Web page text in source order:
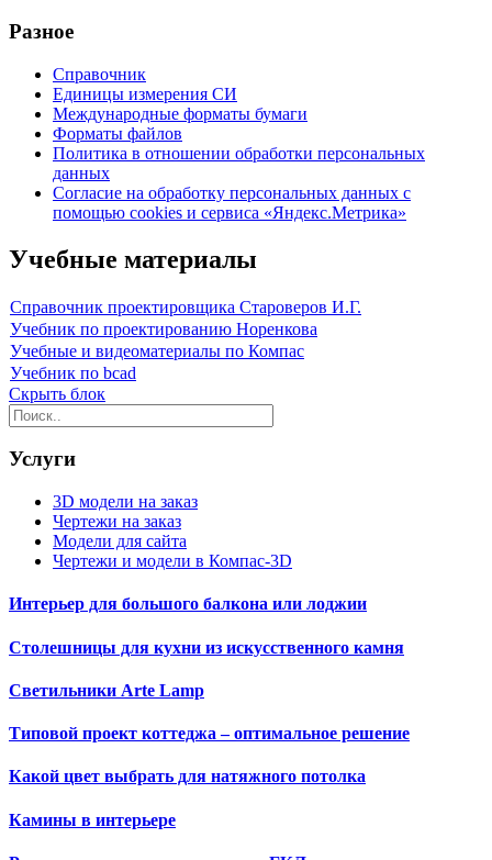
Разное
Справочник
Единицы измерения СИ
Международные форматы бумаги
Форматы файлов
Политика в отношении обработки персональных
данных
Согласие на обработку персональных данных с
помощью cookies и сервиса «Яндекс.Метрика»
Учебные материалы
Справочник проектировщика Староверов И.Г.
Учебник по проектированию Норенкова
Учебные и видеоматериалы по Компас
Учебник по bcad
Скрыть блок
Услуги
3D модели на заказ
Чертежи на заказ
Модели для сайта
Чертежи и модели в Компас-3D
Интерьер для большого балкона или лоджии
Столешницы для кухни из искусственного камня
Светильники Arte Lamp
Типовой проект коттеджа – оптимальное решение
Какой цвет выбрать для натяжного потолка
Камины в интерьере